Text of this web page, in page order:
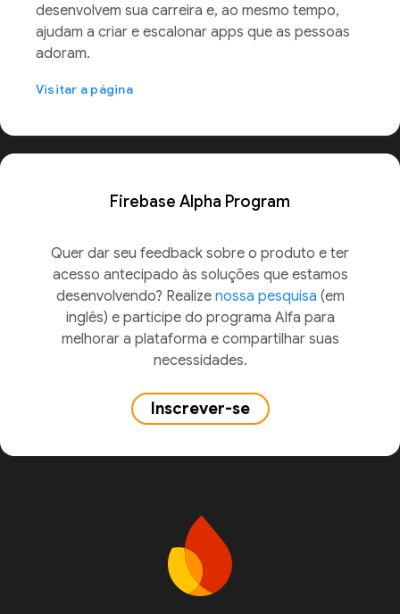
desenvolvem sua carreira e, ao mesmo tempo,
ajudam a criar e escalonar apps que as pessoas
adoram.
Visitar a página
Firebase Alpha Program
Quer dar seu feedback sobre o produto e ter
acesso antecipado às soluções que estamos
desenvolvendo? Realize nossa pesquisa (em
inglês) e participe do programa Alfa para
melhorar a plataforma e compartilhar suas
necessidades.
Inscrever-se